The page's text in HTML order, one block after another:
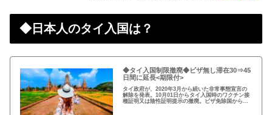
◆日本人のタイ入国は？
◆タイ入国制限撤廃◆ビザ無し滞在30⇒45
日間に延長<期限付>
タイ政府が、2020年3月から続いた非常事態宣言の
解除を発表。10月01日からタイ入国時のワクチン接
種証明又は陰性証明提示の撤廃。ビザ免除国からの